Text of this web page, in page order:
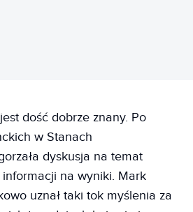
dość dobrze znany. Po
w Stanach
dyskusja na temat
informacji na wyniki. Mark
uznał taki tok myślenia za